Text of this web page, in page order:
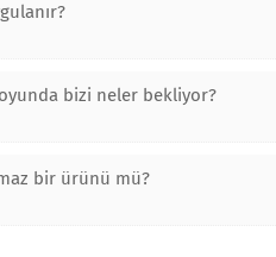
bizi neler bekliyor?
bir ürünü mü?